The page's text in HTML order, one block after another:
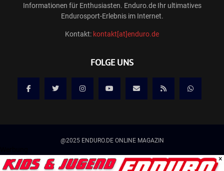
Informationen für Enthusiasten. Enduro.de Ihr ultimatives
Endurosport-Erlebnis im Internet.
Kontakt: kontakt[at]enduro.de
FOLGE UNS
@2025 ENDURO.DE ONLINE MAGAZIN
Kontakt
Mediadaten/Werbung
×